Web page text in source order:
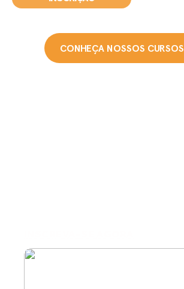
CONHEÇA NOSSOS CURSOS